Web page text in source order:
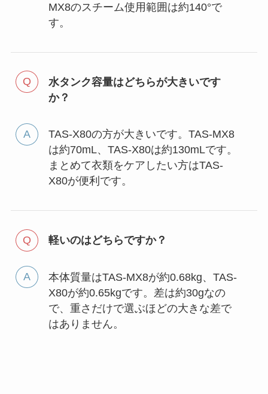
MX8のスチーム使用範囲は約140°で
す。
水タンク容量はどちらが大きいです
か？
TAS-X80の方が大きいです。TAS-MX8
は約70mL、TAS-X80は約130mLです。
まとめて衣類をケアしたい方はTAS-
X80が便利です。
軽いのはどちらですか？
本体質量はTAS-MX8が約0.68kg、TAS-
X80が約0.65kgです。差は約30gなの
で、重さだけで選ぶほどの大きな差で
はありません。